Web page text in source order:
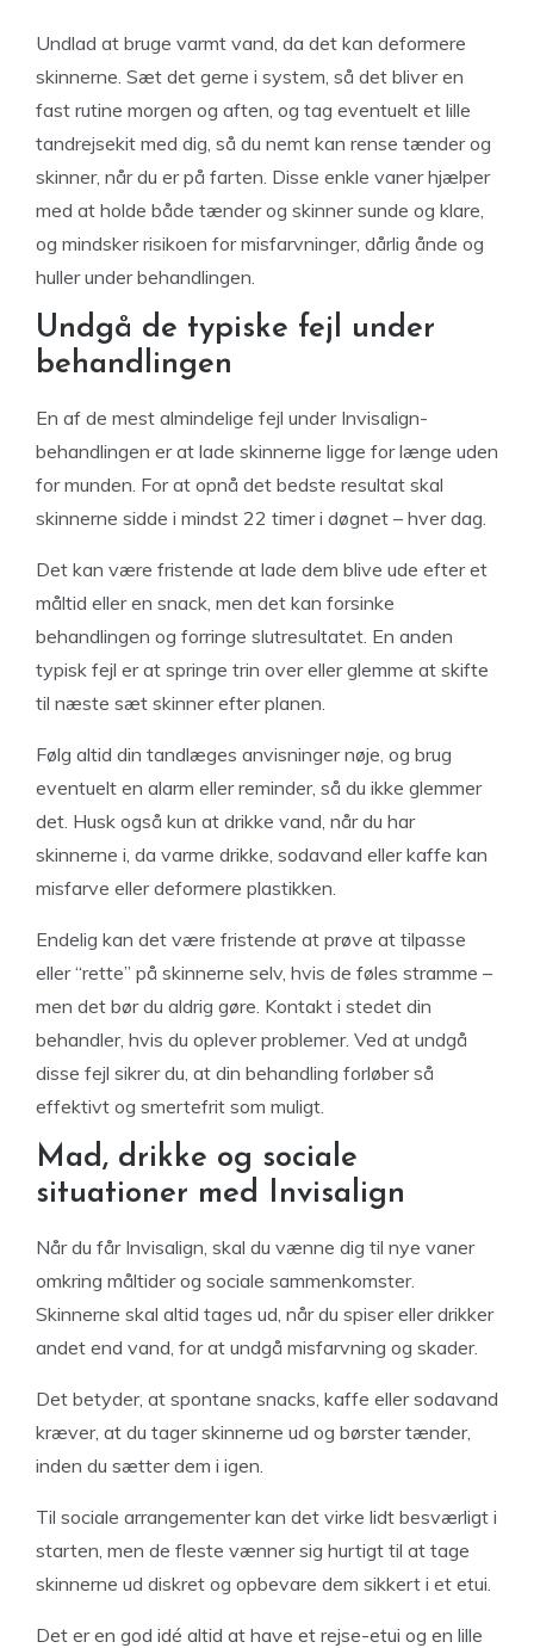
Undlad at bruge varmt vand, da det kan deformere
skinnerne. Sæt det gerne i system, så det bliver en
fast rutine morgen og aften, og tag eventuelt et lille
tandrejsekit med dig, så du nemt kan rense tænder og
skinner, når du er på farten. Disse enkle vaner hjælper
med at holde både tænder og skinner sunde og klare,
og mindsker risikoen for misfarvninger, dårlig ånde og
huller under behandlingen.
Undgå de typiske fejl under
behandlingen
En af de mest almindelige fejl under Invisalign-
behandlingen er at lade skinnerne ligge for længe uden
for munden. For at opnå det bedste resultat skal
skinnerne sidde i mindst 22 timer i døgnet – hver dag.
Det kan være fristende at lade dem blive ude efter et
måltid eller en snack, men det kan forsinke
behandlingen og forringe slutresultatet. En anden
typisk fejl er at springe trin over eller glemme at skifte
til næste sæt skinner efter planen.
Følg altid din tandlæges anvisninger nøje, og brug
eventuelt en alarm eller reminder, så du ikke glemmer
det. Husk også kun at drikke vand, når du har
skinnerne i, da varme drikke, sodavand eller kaffe kan
misfarve eller deformere plastikken.
Endelig kan det være fristende at prøve at tilpasse
eller “rette” på skinnerne selv, hvis de føles stramme –
men det bør du aldrig gøre. Kontakt i stedet din
behandler, hvis du oplever problemer. Ved at undgå
disse fejl sikrer du, at din behandling forløber så
effektivt og smertefrit som muligt.
Mad, drikke og sociale
situationer med Invisalign
Når du får Invisalign, skal du vænne dig til nye vaner
omkring måltider og sociale sammenkomster.
Skinnerne skal altid tages ud, når du spiser eller drikker
andet end vand, for at undgå misfarvning og skader.
Det betyder, at spontane snacks, kaffe eller sodavand
kræver, at du tager skinnerne ud og børster tænder,
inden du sætter dem i igen.
Til sociale arrangementer kan det virke lidt besværligt i
starten, men de fleste vænner sig hurtigt til at tage
skinnerne ud diskret og opbevare dem sikkert i et etui.
Det er en god idé altid at have et rejse-etui og en lille